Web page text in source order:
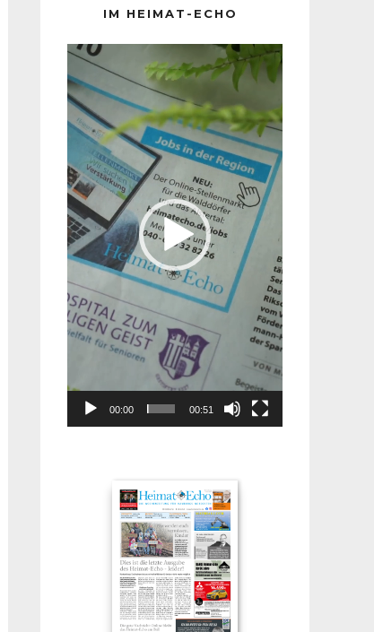
IM HEIMAT-ECHO
Player
00:00 00:51